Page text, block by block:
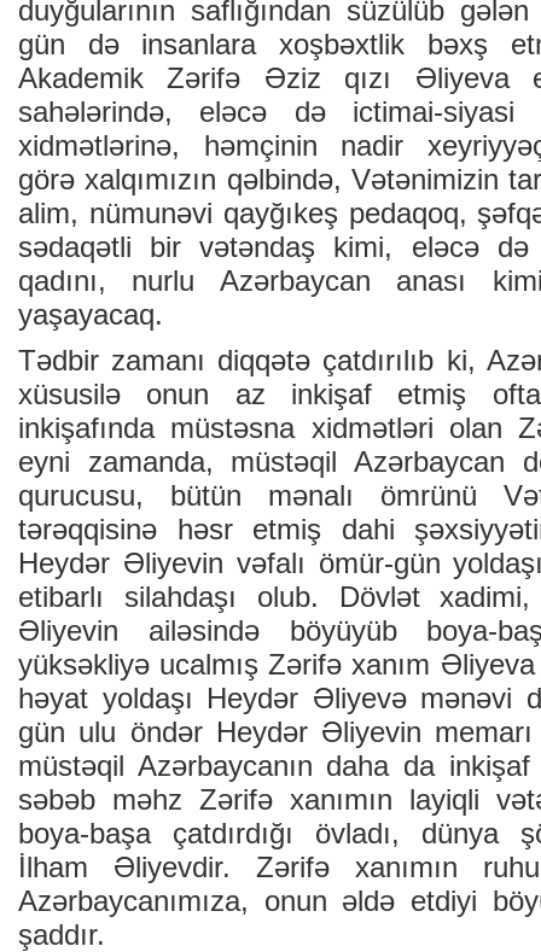
duyğularının saflığından süzülüb
gün də insanlara xoşbəxtlik bəxş
Akademik Zərifə Əziz qızı Əliyeva
sahələrində, eləcə də ictimai-siyasi
xidmətlərinə, həmçinin nadir
görə xalqımızın qəlbində, Vətənimizin
alim, nümunəvi qayğıkeş pedaqoq,
sədaqətli bir vətəndaş kimi, eləcə də
qadını, nurlu Azərbaycan anası
yaşayacaq.
Tədbir zamanı diqqətə çatdırılıb ki,
xüsusilə onun az inkişaf etmiş
inkişafında müstəsna xidmətləri olan
eyni zamanda, müstəqil Azərbaycan
qurucusu, bütün mənalı ömrünü
tərəqqisinə həsr etmiş dahi
Heydər Əliyevin vəfalı ömür-gün
etibarlı silahdaşı olub. Dövlət
Əliyevin ailəsində böyüyüb boya-
yüksəkliyə ucalmış Zərifə xanım
həyat yoldaşı Heydər Əliyevə mənəvi
gün ulu öndər Heydər Əliyevin
müstəqil Azərbaycanın daha da
səbəb məhz Zərifə xanımın layiqli
boya-başa çatdırdığı övladı, dünya
İlham Əliyevdir. Zərifə xanımın
Azərbaycanımıza, onun əldə etdiyi
şaddır.